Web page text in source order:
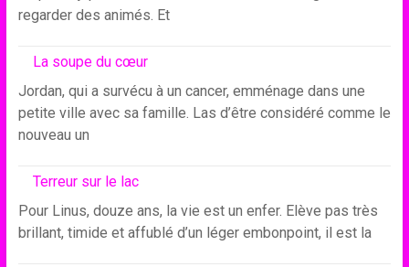
regarder des animés. Et
La soupe du cœur
Jordan, qui a survécu à un cancer, emménage dans une
petite ville avec sa famille. Las d’être considéré comme le
nouveau un
Terreur sur le lac
Pour Linus, douze ans, la vie est un enfer. Elève pas très
brillant, timide et affublé d’un léger embonpoint, il est la